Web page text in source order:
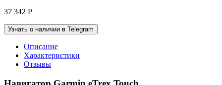
37 342 Р
Узнать о наличии в Telegram
Описание
Характеристики
Отзывы